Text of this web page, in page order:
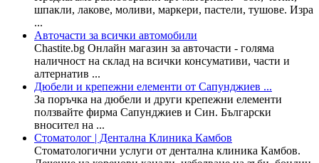
шпакли, лакове, моливи, маркери, пастели, тушове. Изра
...
Авточасти за всички автомобили
Chastite.bg Онлайн магазин за авточасти - голяма
наличност на склад на всички консумативи, части и
алтернатив ...
Дюбели и крепежни елементи от Сапунджиев ...
За поръчка на дюбели и други крепежни елементи
ползвайте фирма Сапунджиев и Син. Български
вносител на ...
Стоматолог | Дентална Клиника Камбов
Стоматологични услуги от дентална клиника Камбов.